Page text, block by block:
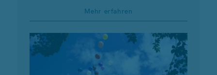
Mehr erfahren